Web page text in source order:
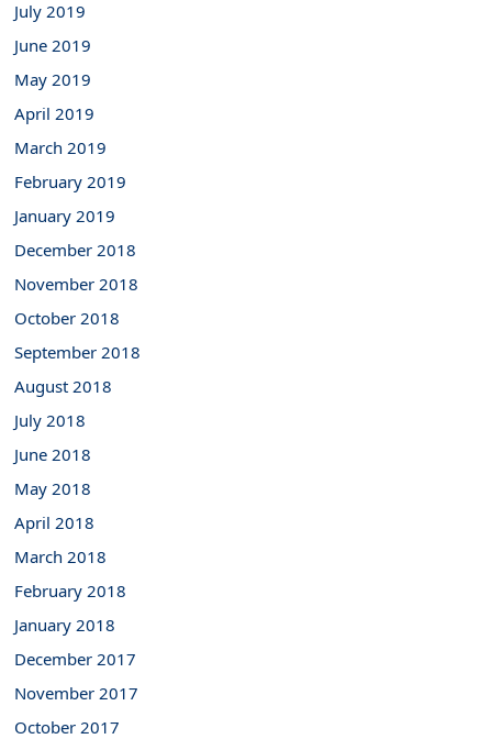
July 2019
June 2019
May 2019
April 2019
March 2019
February 2019
January 2019
December 2018
November 2018
October 2018
September 2018
August 2018
July 2018
June 2018
May 2018
April 2018
March 2018
February 2018
January 2018
December 2017
November 2017
October 2017